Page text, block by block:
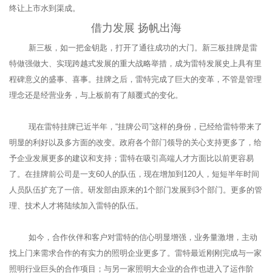
终让上市水到渠成。
借力发展 扬帆出海
新三板，如一把金钥匙，打开了通往成功的大门。新三板挂牌是雷
特做强做大、实现跨越式发展的重大战略举措，成为雷特发展史上具有里
程碑意义的盛事、喜事。挂牌之后，雷特完成了巨大的变革，不管是管理
理念还是经营业务，与上板前有了颠覆式的变化。
现在雷特挂牌已近半年，“挂牌公司”这样的身份，已经给雷特带来了
明显的利好以及多方面的改变。政府各个部门领导的关心支持更多了，给
予企业发展更多的建议和支持；雷特在吸引高端人才方面比以前更容易
了。在挂牌前公司是一支60人的队伍，现在增加到120人，短短半年时间
人员队伍扩充了一倍。研发部由原来的1个部门发展到3个部门。更多的管
理、技术人才将陆续加入雷特的队伍。
如今，合作伙伴和客户对雷特的信心明显增强，业务量激增，主动
找上门来需求合作的有实力的照明企业更多了。雷特最近刚刚完成与一家
照明行业巨头的合作项目；与另一家照明大企业的合作也进入了运作阶